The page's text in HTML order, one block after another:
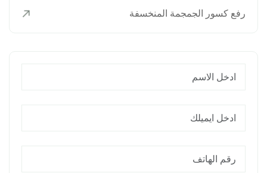
رفع كسور الجمجمة المنخسفة